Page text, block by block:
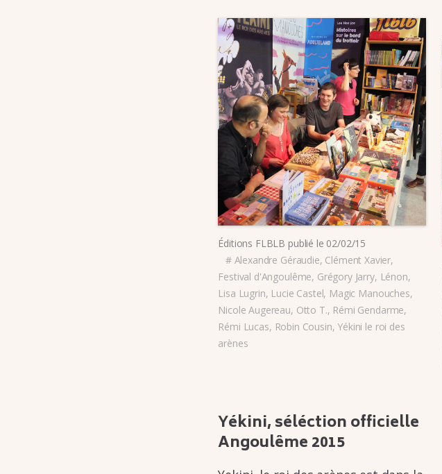
Éditions FLBLB publié le 02/02/15
# Alexandre Géraudie, Clément Xavier,
Festival d'Angoulême, Grégory Jarry, Lénon,
Lisa Lugrin, Lucie Castel, Magic Manouches,
Nicole Augereau, Otto T., Rémi Gendarme,
Rémi Lucas, Robin Cousin, Yékini le roi des
arènes
Yékini, séléc­tion offi­cielle
Angou­lême 2015